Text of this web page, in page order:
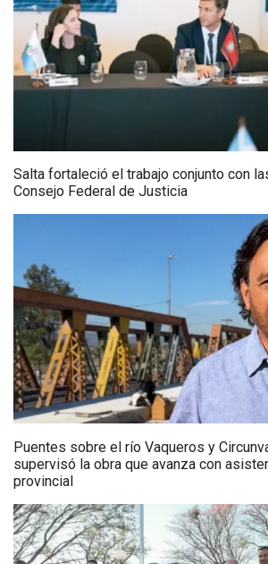
Salta fortaleció el trabajo conjunto con
Consejo Federal de Justicia
Puentes sobre el río Vaqueros y
supervisó la obra que avanza con
provincial